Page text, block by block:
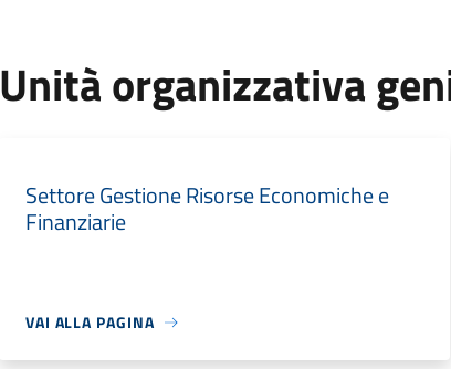
Unità organizzativa
Settore Gestione Risorse Economiche e
Finanziarie
VAI ALLA PAGINA